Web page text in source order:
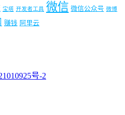
宝塔 开发者工具 微信 微信公众号 微博
赚钱 阿里云
号-2